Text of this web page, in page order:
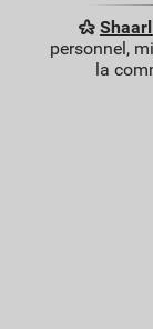
personnel,
la